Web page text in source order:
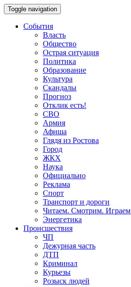
Toggle navigation
События
Власть
Общество
Острая ситуация
Политика
Образование
Культура
Скандалы
Прогноз
Отклик есть!
СВО
Армия
Афиша
Глядя из Ростова
Город
ЖКХ
Наука
Официально
Реклама
Спорт
Транспорт и дороги
Читаем. Смотрим. Играем
Энергетика
Происшествия
ЧП
Дежурная часть
ДТП
Криминал
Курьезы
Розыск людей